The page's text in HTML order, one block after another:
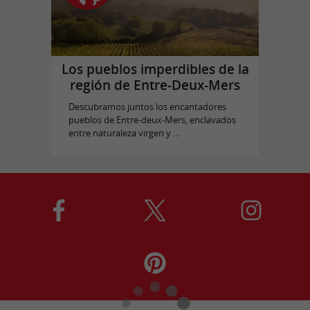
Los pueblos imperdibles de la
región de Entre-Deux-Mers
Descubramos juntos los encantadores
pueblos de Entre-deux-Mers, enclavados
entre naturaleza virgen y ...